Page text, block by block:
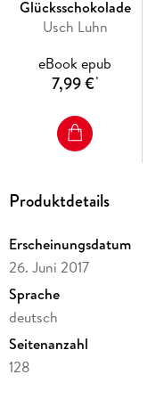
Glücksschokolade
Usch Luhn
eBook epub
7,99 €*
Produktdetails
Erscheinungsdatum
26. Juni 2017
Sprache
deutsch
Seitenanzahl
128